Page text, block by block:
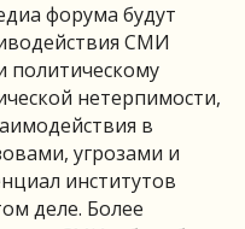
форума будут
СМИ
политическому
нетерпимости,
в
угрозами и
институтов
деле. Более